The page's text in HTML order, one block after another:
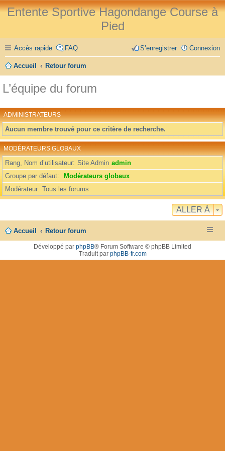
Entente Sportive Hagondange Course à
Pied
Accès rapide FAQ Connexion
S’enregistrer
Accueil Retour forum
L’équipe du forum
ADMINISTRATEURS
Aucun membre trouvé pour ce critère de recherche.
MODÉRATEURS GLOBAUX
Rang, Nom d’utilisateur Site Admin admin
Groupe par défaut
Modérateurs globaux
Modérateur Tous les forums
ALLER À
Accueil Retour forum
Développé par phpBB® Forum Software © phpBB Limited
Traduit par phpBB-fr.com